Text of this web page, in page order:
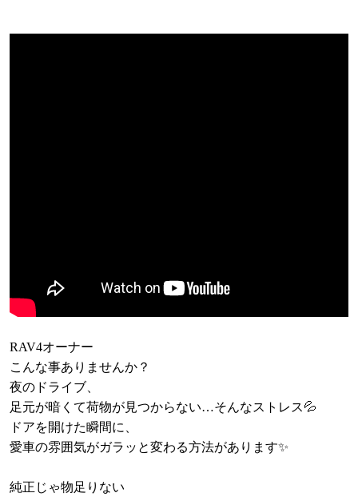
RAV4オーナー
こんな事ありませんか？
夜のドライブ、
足元が暗くて荷物が見つからない…そんなストレス💦
ドアを開けた瞬間に、
愛車の雰囲気がガラッと変わる方法があります✨
純正じゃ物足りない